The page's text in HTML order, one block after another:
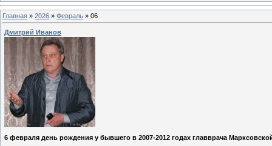
Главная » 2026 » Февраль » 06
Дмитрий Иванов
6 февраля день рождения у бывшего в 2007-2012 годах главврача